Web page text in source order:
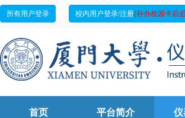
所有用户登录 校内用户登录/注册(补办校园卡后
首页 平台简介 仪